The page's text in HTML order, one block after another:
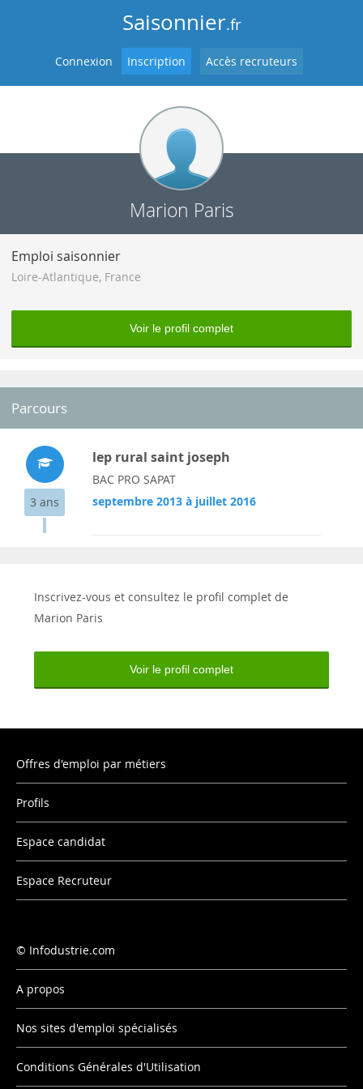
Saisonnier.fr
Connexion Inscription Accès recruteurs
Marion Paris
Emploi saisonnier
Loire-Atlantique, France
Voir le profil complet
Parcours
3 ans
lep rural saint joseph
BAC PRO SAPAT
septembre 2013 à juillet 2016
Inscrivez-vous et consultez le profil complet de
Marion Paris
Voir le profil complet
Offres d'emploi par métiers
Profils
Espace candidat
Espace Recruteur
Infodustrie.com
A propos
Nos sites d'emploi spécialisés
Conditions Générales d'Utilisation